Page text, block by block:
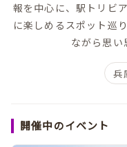
報を中心に、駅トリビ
に楽しめるスポット巡
ながら思い
兵
開催中のイベント